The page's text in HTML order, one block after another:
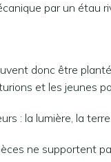
par un étau
donc être
et les jeunes
: la lumière, la terre
ne supportent